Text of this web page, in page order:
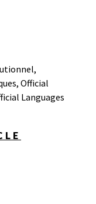
,
, Official
Languages